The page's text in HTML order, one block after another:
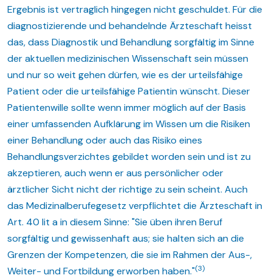
Ergebnis ist vertraglich hingegen nicht geschuldet. Für die
diagnostizierende und behandelnde Ärzteschaft heisst
das, dass Diagnostik und Behandlung sorgfältig im Sinne
der aktuellen medizinischen Wissenschaft sein müssen
und nur so weit gehen dürfen, wie es der urteilsfähige
Patient oder die urteilsfähige Patientin wünscht. Dieser
Patientenwille sollte wenn immer möglich auf der Basis
einer umfassenden Aufklärung im Wissen um die Risiken
einer Behandlung oder auch das Risiko eines
Behandlungsverzichtes gebildet worden sein und ist zu
akzeptieren, auch wenn er aus persönlicher oder
ärztlicher Sicht nicht der richtige zu sein scheint. Auch
das Medizinalberufegesetz verpflichtet die Ärzteschaft in
Art. 40 lit a in diesem Sinne: "Sie üben ihren Beruf
sorgfältig und gewissenhaft aus; sie halten sich an die
Grenzen der Kompetenzen, die sie im Rahmen der Aus-,
Weiter- und Fortbildung erworben haben."(3)